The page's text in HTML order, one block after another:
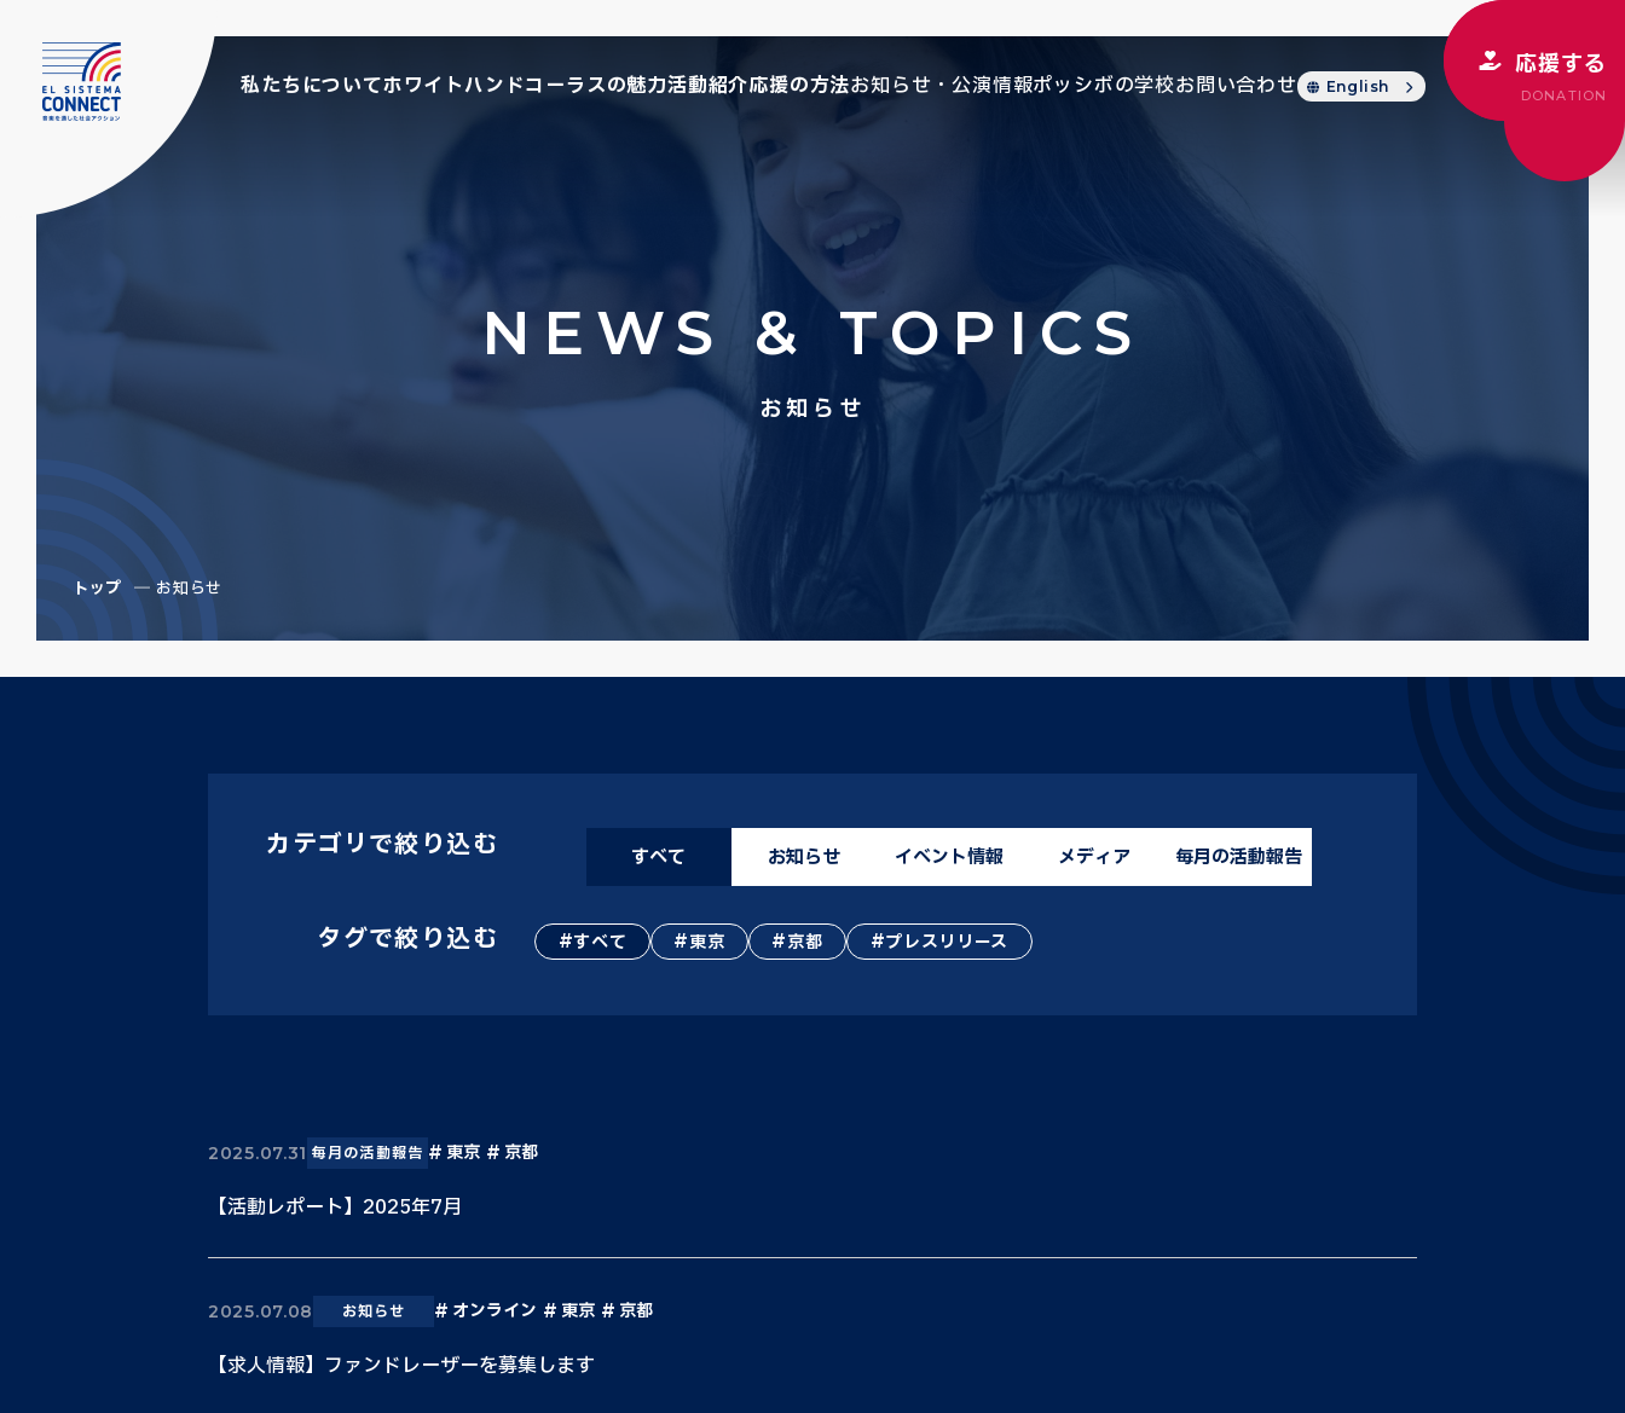
私たちについてホワイトハンドコーラスの魅力活動紹介応援の方法お知らせ・公演情報ポッシボの学校お問い合わせ English
応援する
DONATION
NEWS & TOPICS
お知らせ
トップ お知らせ
カテゴリで絞り込む すべて お知らせ イベント情報 メディア 毎月の活動報告
タグで絞り込む すべて 東京 京都 プレスリリース
2025.07.31 毎月の活動報告 東京 京都
【活動レポート】2025年7月
2025.07.08 お知らせ オンライン 東京 京都
【求人情報】ファンドレーザーを募集します